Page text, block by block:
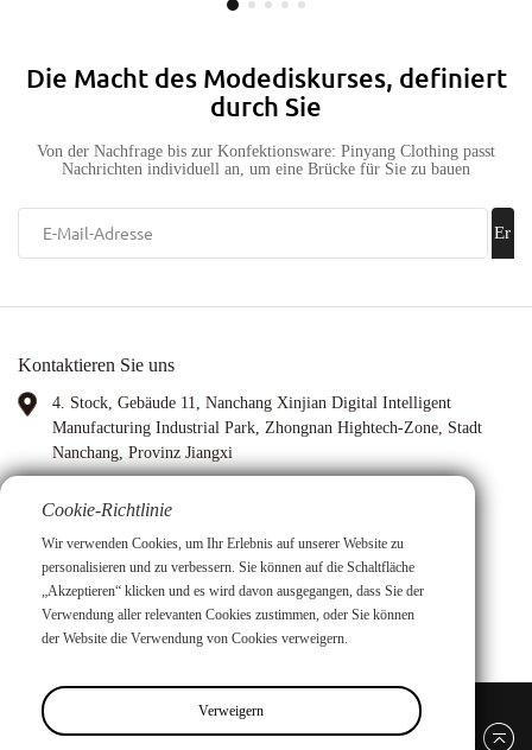
Die Macht des Modediskurses, definiert
durch Sie
Von der Nachfrage bis zur Konfektionsware: Pinyang Clothing passt
Nachrichten individuell an, um eine Brücke für Sie zu bauen
Er
Kontaktieren Sie uns
4. Stock, Gebäude 11, Nanchang Xinjian Digital Intelligent
Manufacturing Industrial Park, Zhongnan Hightech-Zone, Stadt
Nanchang, Provinz Jiangxi
WhatsApp: 13767972399
Bild: Anna Xia
Email:xiay0707i@outlook.com
Cookie-Richtlinie
Wir verwenden Cookies, um Ihr Erlebnis auf unserer Website zu
personalisieren und zu verbessern. Sie können auf die Schaltfläche
„Akzeptieren“ klicken und es wird davon ausgegangen, dass Sie der
Verwendung aller relevanten Cookies zustimmen, oder Sie können
der Website die Verwendung von Cookies verweigern.
Verweigern